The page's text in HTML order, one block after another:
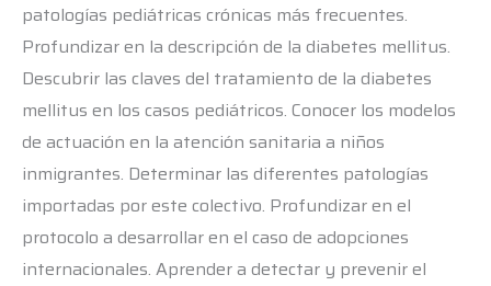
patologías pediátricas crónicas más frecuentes.
Profundizar en la descripción de la diabetes mellitus.
Descubrir las claves del tratamiento de la diabetes
mellitus en los casos pediátricos. Conocer los modelos
de actuación en la atención sanitaria a niños
inmigrantes. Determinar las diferentes patologías
importadas por este colectivo. Profundizar en el
protocolo a desarrollar en el caso de adopciones
internacionales. Aprender a detectar y prevenir el